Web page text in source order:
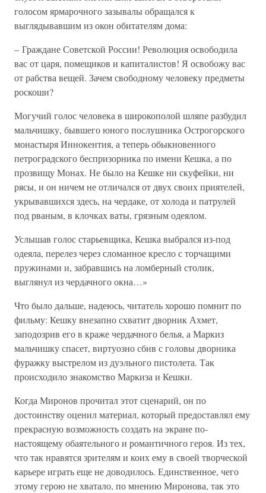
голосом ярмарочного зазывалы обращался к
выглядывавшим из окон обитателям дома:
– Граждане Советской России! Революция освободила
вас от царя, помещиков и капиталистов! Я освобожу вас
от рабства вещей. Зачем свободному человеку предметы
роскоши?
Могучий голос человека в широкополой шляпе разбудил
мальчишку, бывшего юного послушника Острогорского
монастыря Иннокентия, а теперь обыкновенного
петроградского беспризорника по имени Кешка, а по
прозвищу Монах. Не было на Кешке ни скуфейки, ни
рясы, и он ничем не отличался от двух своих приятелей,
укрывавшихся здесь, на чердаке, от холода и патрулей
под рваным, в клочках ваты, грязным одеялом.
Услышав голос старьевщика, Кешка выбрался из-под
одеяла, перелез через сломанное кресло с торчащими
пружинами и, забравшись на ломберный столик,
выглянул из чердачного окна…»
Что было дальше, надеюсь, читатель хорошо помнит по
фильму: Кешку внезапно схватит дворник Ахмет,
заподозрив его в краже чердачного белья, а Маркиз
мальчишку спасет, виртуозно сбив с головы дворника
фуражку выстрелом из дуэльного пистолета. Так
происходило знакомство Маркиза и Кешки.
Когда Миронов прочитал этот сценарий, он по
достоинству оценил материал, который предоставлял ему
прекрасную возможность создать на экране по-
настоящему обаятельного и романтичного героя. Из тех,
что так нравятся зрителям и коих ему в своей творческой
карьере играть еще не доводилось. Единственное, чего
этому герою не хватало, по мнению Миронова, так это